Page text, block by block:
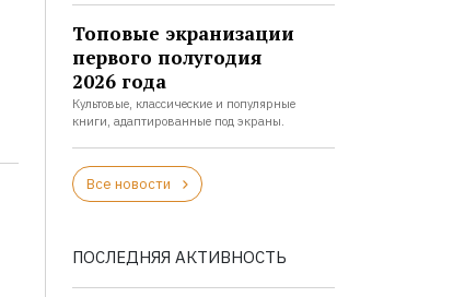
Топовые экранизации
первого полугодия
2026 года
Культовые, классические и популярные
книги, адаптированные под экраны.
Все новости
ПОСЛЕДНЯЯ АКТИВНОСТЬ